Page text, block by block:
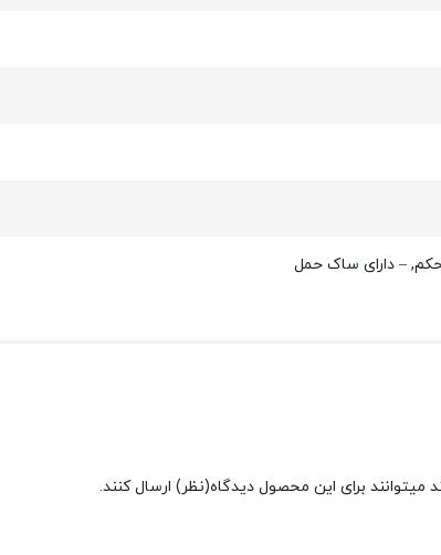
– دارای ساک حمل
برای این محصول دیدگاه(نظر) ارسال کنند.